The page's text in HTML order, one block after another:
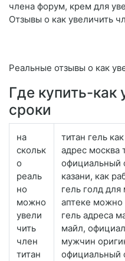
члена форум, крем для
Отзывы о как увеличить
Реальные отзывы о как
Где купить-как
сроки
на
скольк
о
реаль
но
можно
увели
чить
член
титан
титан гель
адрес москва
официальный
казани, как
гель голд
аптеке можно
гель адреса
майл,
мужчин
официальный